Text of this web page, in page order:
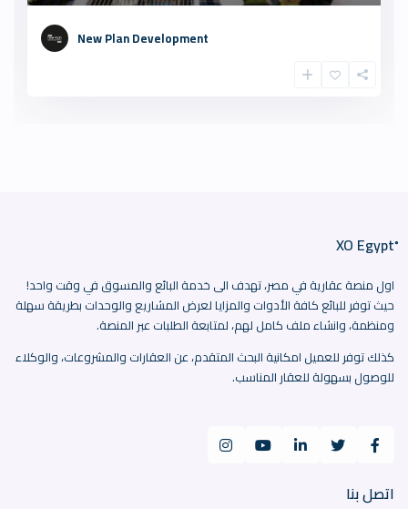
New Plan Development
اول منصة عقارية في مصر، تهدف الى خدمة البائع والمسوق في وقت واحد!
حيث توفر للبائع كافة الأدوات والمزايا لعرض المشاريع والوحدات بطريقة سهلة
ومنظمة، وانشاء ملف كامل لهم، لمتابعة الطلبات عبر المنصة.
كذلك توفر للعميل امكانية البحث المتقدم، عن العقارات والمشروعات، والوكلاء
للوصول بسهولة للعقار المناسب.
اتصل بنا